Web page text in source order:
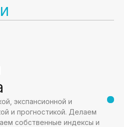
экспансионной и
и прогностикой. Делаем
собственные индексы и